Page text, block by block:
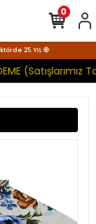
25. YIL 🧿
(Satışlarımız
0